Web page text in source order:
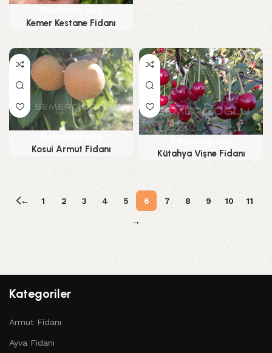
Kemer Kestane Fidanı
Kosui Armut Fidanı
Kütahya Vişne Fidanı
← 1 2 3 4 5 6 7 8 9 10 11
→
Kategoriler
Armut Fidanı
Ayva Fidanı